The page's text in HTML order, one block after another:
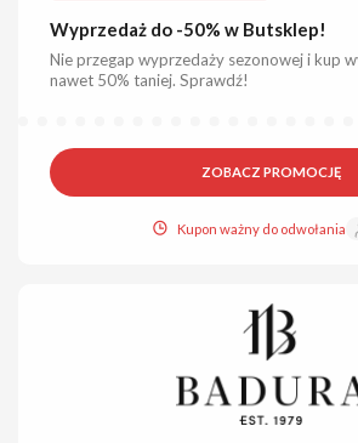
Wyprzedaż do -50% w Butsklep!
Nie przegap wyprzedaży sezonowej i kup
nawet 50% taniej. Sprawdź!
ZOBACZ PROMOCJĘ
Kupon ważny do odwołania